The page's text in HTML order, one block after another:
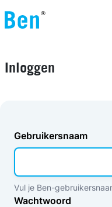
Inloggen
Gebruikersnaam
Vul je Ben-
Wachtwoord